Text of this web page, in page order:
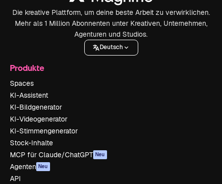
Die kreative Plattform, um deine beste Arbeit zu verwirklichen.
Mehr als 1 Million Abonnenten unter Kreativen, Unternehmen,
Agenturen und Studios.
Deutsch
Produkte
Spaces
KI-Assistent
KI-Bildgenerator
KI-Videogenerator
KI-Stimmengenerator
Stock-Inhalte
MCP für Claude/ChatGPT Neu
Agenten Neu
API